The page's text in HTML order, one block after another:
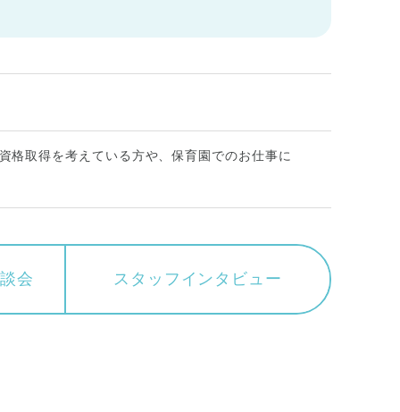
格取得を考えている方や、保育園でのお仕事に
会 スタッフ インタビュー